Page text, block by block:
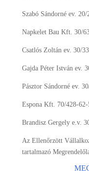
Szabó Sándorné ev.
Napkelet Bau Kft. 30/
Csatlós Zoltán ev. 30/
Gajda Péter István ev.
Pásztor Sándorné ev.
Espona Kft. 70/428-62-
Brandisz Gergely e.v.
Az Ellenőrzött
tartalmazó